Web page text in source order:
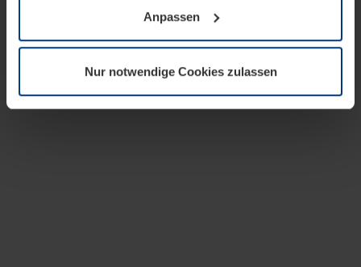
notwendig sind. Für alle anderen Cookie-Typen benötigen
wir Ihre Erlaubnis. Ihre Einwilligung können Sie jederzeit
Datenschutzerklärungunserer Website ändern oder
widerrufen.
Anpassen
Nur notwendige Cookies zulassen